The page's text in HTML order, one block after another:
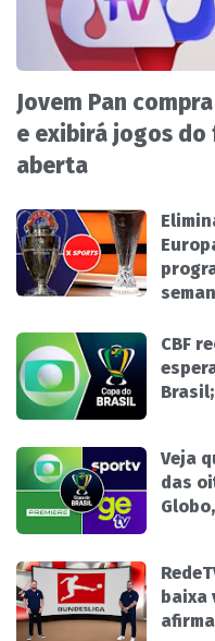
Jovem Pan
e exibirá jogos do
aberta
CBF
Veja
das
baixa